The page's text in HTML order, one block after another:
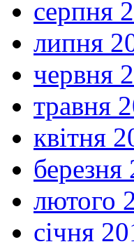
серпня
липня
червня
травня
квітня
лютого
січня